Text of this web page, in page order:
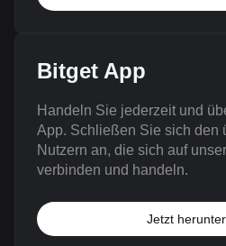
Bitget App
Handeln Sie jederzeit und
App. Schließen Sie sich den
Nutzern an, die sich auf
verbinden und handeln.
Jetzt